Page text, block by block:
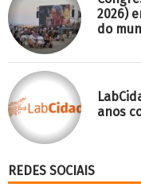
2026)
do
anos
REDES SOCIAIS